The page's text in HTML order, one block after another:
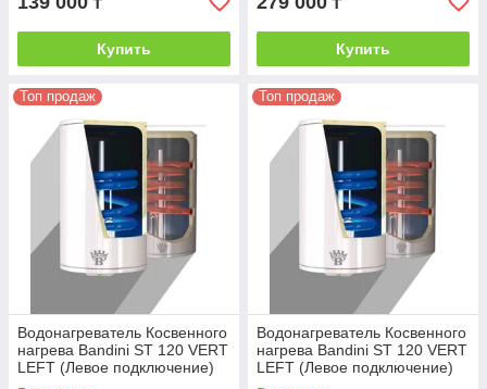
Купить Купить
Топ продаж
Водонагреватель Косвенного
нагрева Bandini ST 120 VERT
LEFT (Левое подключение)
200
Топ продаж
Водонагреватель Косвенного
нагрева Bandini ST 120 VERT
LEFT (Левое подключение)
50